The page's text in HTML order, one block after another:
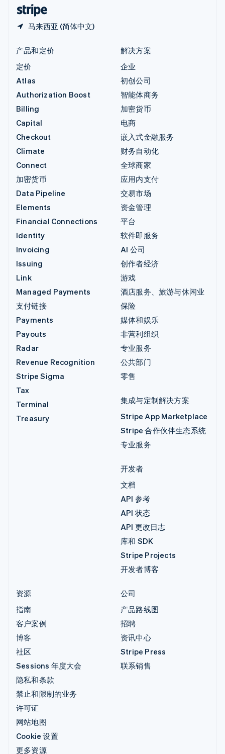
马来西亚 (简体中文)
产品和定价
定价
Atlas
Authorization Boost
Billing
Capital
Checkout
Climate
Connect
加密货币
Data Pipeline
Elements
Financial Connections
Identity
Invoicing
Issuing
Link
Managed Payments
支付链接
Payments
Payouts
Radar
Revenue Recognition
Stripe Sigma
Tax
Terminal
Treasury
解决方案
企业
初创公司
智能体商务
加密货币
电商
嵌入式金融服务
财务自动化
全球商家
应用内支付
交易市场
资金管理
平台
软件即服务
AI 公司
创作者经济
游戏
酒店服务、旅游与休闲业
保险
媒体和娱乐
非营利组织
专业服务
公共部门
零售
集成与定制解决方案
Stripe App Marketplace
Stripe 合作伙伴生态系统
专业服务
开发者
文档
API 参考
API 状态
API 更改日志
库和 SDK
Stripe Projects
开发者博客
资源
指南
客户案例
博客
社区
Sessions 年度大会
隐私和条款
禁止和限制的业务
许可证
网站地图
Cookie 设置
更多资源
公司
产品路线图
招聘
资讯中心
Stripe Press
联系销售